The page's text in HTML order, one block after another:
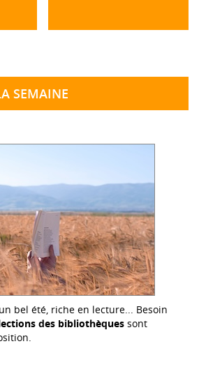
SEMAINE
bel été, riche en lecture... Besoin
des bibliothèques sont